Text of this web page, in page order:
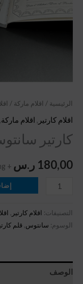
الرئيسية / اقلام ماركة /
اقلام كارتير اقلام ماركة
كارتير
180,00 ر.س + Free Shipping
التصنيفات: اقلام كارتير ,
الوسوم: سانتوس, قلم
الوصف